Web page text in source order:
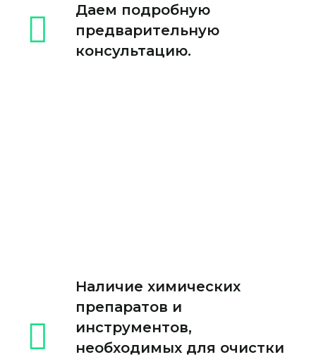
Даем подробную
предварительную
консультацию.
Наличие химических
препаратов и
инструментов,
необходимых для очистки